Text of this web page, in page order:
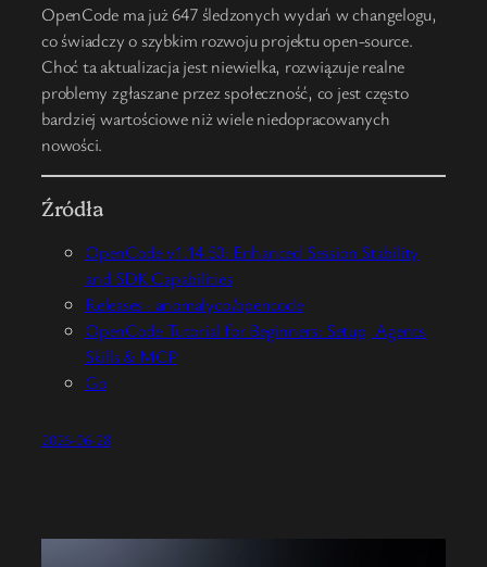
OpenCode ma już 647 śledzonych wydań w changelogu,
co świadczy o szybkim rozwoju projektu open-source.
Choć ta aktualizacja jest niewielka, rozwiązuje realne
problemy zgłaszane przez społeczność, co jest często
bardziej wartościowe niż wiele niedopracowanych
nowości.
Źródła
OpenCode v1.14.50: Enhanced Session Stability
and SDK Capabilities
Releases · anomalyco/opencode
OpenCode Tutorial for Beginners: Setup, Agents,
Skills & MCP
Go
2026-06-28